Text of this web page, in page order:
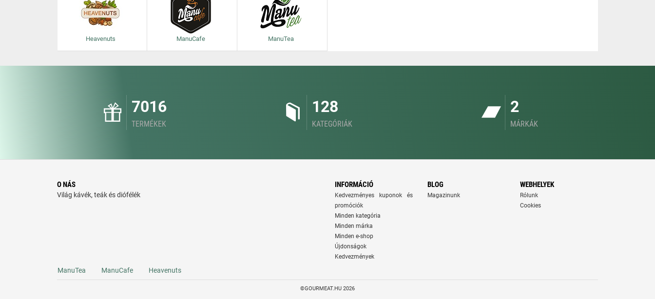
Heavenuts ManuCafe ManuTea
7016
TERMÉKEK
128
KATEGÓRIÁK
2
MÁRKÁK
O NÁS
Világ kávék, teák és diófélék
INFORMÁCIÓ
Kedvezményes kuponok és
promóciók
Minden kategória
Minden márka
Minden e-shop
Újdonságok
Kedvezmények
BLOG
Magazinunk
WEBHELYEK
Rólunk
Cookies
ManuTea ManuCafe Heavenuts
©GOURMEAT.HU 2026